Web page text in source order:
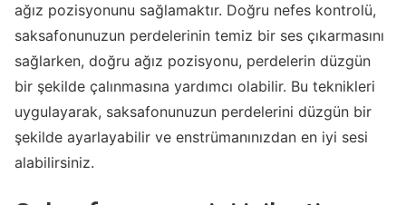
ağız pozisyonunu sağlamaktır. Doğru nefes kontrolü,
saksafonunuzun perdelerinin temiz bir ses çıkarmasını
sağlarken, doğru ağız pozisyonu, perdelerin düzgün
bir şekilde çalınmasına yardımcı olabilir. Bu teknikleri
uygulayarak, saksafonunuzun perdelerini düzgün bir
şekilde ayarlayabilir ve enstrümanınızdan en iyi sesi
alabilirsiniz.